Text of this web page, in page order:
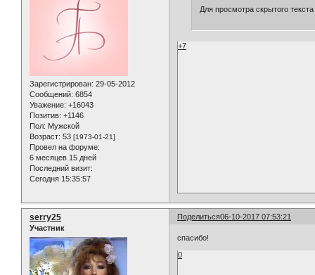
Зарегистрирован: 29-05-2012
Сообщений: 6854
Уважение: +16043
Позитив: +1146
Пол: Мужской
Возраст: 53 [1973-01-21]
Провел на форуме:
6 месяцев 15 дней
Последний визит:
Сегодня 15:35:57
Для просмотра скрытого
+7
Поделиться06-10-2017 07:53:21
serry25
Участник
спасибо!
0